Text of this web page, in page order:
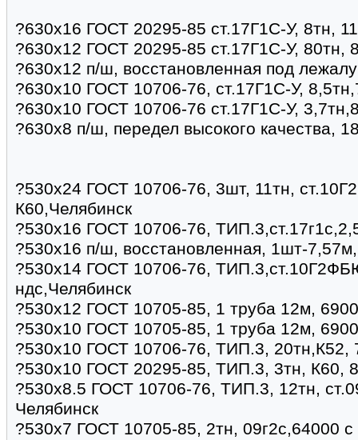
?630х16 ГОСТ 20295-85 ст.17Г1С-У, 8тн,
?630х12 ГОСТ 20295-85 ст.17Г1С-У, 80тн,
?630х12 п/ш, восстановленная под
?630х10 ГОСТ 10706-76, ст.17Г1С-У,
?630х10 ГОСТ 10706-76 ст.17Г1С-У,
?630х8 п/ш, передел высокого качества,
?530х24 ГОСТ 10706-76, 3шт, 11тн,
К60,Челябинск
?530х16 ГОСТ 10706-76,
?530х16 п/ш, восстановленная, 1шт-
?530х14 ГОСТ 10706-76,
ндс,Челябинск
?530х12 ГОСТ 10705-85, 1 труба 12м,
?530х10 ГОСТ 10705-85, 1 труба 12м,
?530х10 ГОСТ 10706-76, ТИП.3, 20тн,К52,
?530х10 ГОСТ 20295-85, ТИП.3, 3тн, К60,
?530х8.5 ГОСТ 10706-76, ТИП.3, 12тн,
Челябинск
?530х7 ГОСТ 10705-85, 2тн, 09г2с,64000